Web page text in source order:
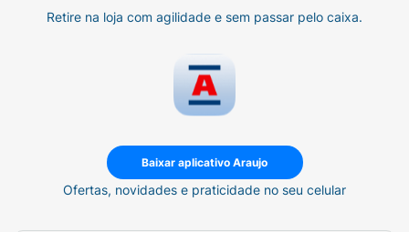
Retire na loja com agilidade e sem passar pelo caixa.
Baixar aplicativo Araujo
Ofertas, novidades e praticidade no seu celular